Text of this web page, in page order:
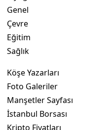
Genel
Çevre
Eğitim
Sağlık
Köşe Yazarları
Foto Galeriler
Manşetler Sayfası
İstanbul Borsası
Kripto Fiyatları